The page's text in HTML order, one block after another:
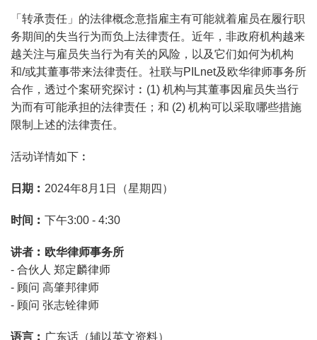
「转承责任」的法律概念意指雇主有可能就着雇员在履行职
务期间的失当行为而负上法律责任。近年，非政府机构越来
越关注与雇员失当行为有关的风险，以及它们如何为机构
和/或其董事带来法律责任。社联与PILnet及欧华律师事务所
合作，透过个案研究探讨︰(1) 机构与其董事因雇员失当行
为而有可能承担的法律责任；和 (2) 机构可以采取哪些措施
限制上述的法律责任。
活动详情如下︰
日期︰ 2024年8月1日（星期四）
时间︰ 下午3:00 - 4:30
讲者︰欧华律师事务所
- 合伙人 郑定麟律师
- 顾问 高肇邦律师
- 顾问 张志铨律师
语言︰ 广东话（辅以英文资料）